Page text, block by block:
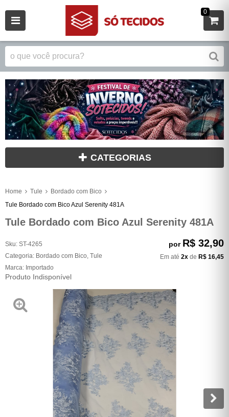
0
CATEGORIAS
Home Tule
Bordado com Bico
Tule Bordado com Bico Azul Serenity 481A
Tule Bordado com Bico Azul Serenity 481A
Sku: ST-4265
Categoria: Bordado com Bico Tule
Marca: Importado
Produto Indisponível
por R$ 32,90
Em até 2x de R$ 16,45